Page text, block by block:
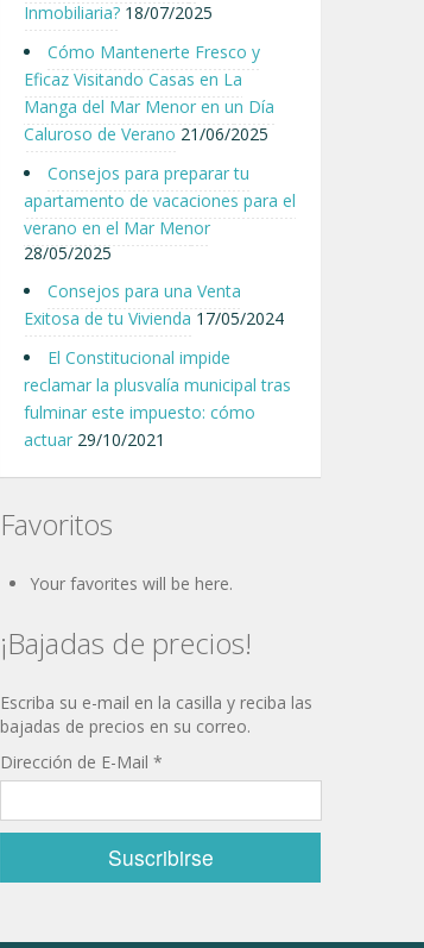
Inmobiliaria? 18/07/2025
Cómo Mantenerte Fresco y
Eficaz Visitando Casas en La
Manga del Mar Menor en un Día
Caluroso de Verano 21/06/2025
Consejos para preparar tu
apartamento de vacaciones para el
verano en el Mar Menor
28/05/2025
Consejos para una Venta
Exitosa de tu Vivienda 17/05/2024
El Constitucional impide
reclamar la plusvalía municipal tras
fulminar este impuesto: cómo
actuar 29/10/2021
Favoritos
Your favorites will be here.
¡Bajadas de precios!
Escriba su e-mail en la casilla y reciba las
bajadas de precios en su correo.
Dirección de E-Mail *